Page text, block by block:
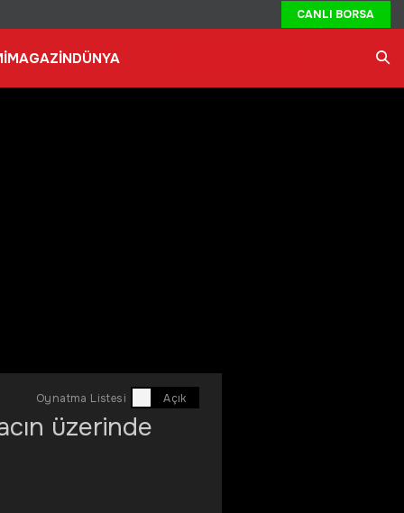
CANLI BORSA
MAGAZİNDÜNYA
Oynatma Listesi
üzerinde